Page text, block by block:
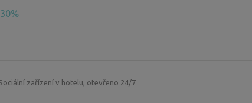
30%
zařízení v hotelu, otevřeno 24/7